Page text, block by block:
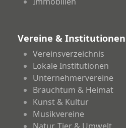
Vereine & Institutionen
Vereinsverzeichnis
Lokale Institutionen
Unternehmervereine
Brauchtum & Heimat
Kunst & Kultur
Musikvereine